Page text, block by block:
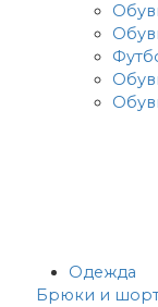
Одежда
Брюки и